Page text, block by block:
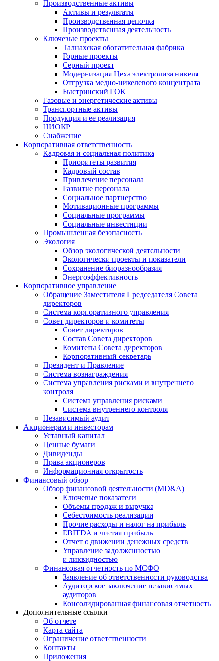
Производственные активы
Активы и результаты
Производственная цепочка
Производственная деятельность
Ключевые проекты
Талнахская обогатительная фабрика
Горные проекты
Серный проект
Модернизация Цеха электролиза никеля
Отгрузка медно-никелевого концентрата
Быстринский ГОК
Газовые и энергетические активы
Транспортные активы
Продукция и ее реализация
НИОКР
Снабжение
Корпоративная ответственность
Кадровая и социальная политика
Приоритеты развития
Кадровый состав
Привлечение персонала
Развитие персонала
Социальное партнерство
Мотивационные программы
Социальные программы
Социальные инвестиции
Промышленная безопасность
Экология
Обзор экологической деятельности
Экологически проекты и показатели
Сохранение биоразнообразия
Энергоэффективность
Корпоративное управление
Обращение Заместителя Председателя Совета
директоров
Система корпоративного управления
Совет директоров и комитеты
Совет директоров
Состав Совета директоров
Комитеты Совета директоров
Корпоративный секретарь
Президент и Правление
Система вознаграждения
Система управления рисками и внутреннего
контроля
Система управления рисками
Система внутреннего контроля
Независимый аудит
Акционерам и инвесторам
Уставный капитал
Ценные бумаги
Дивиденды
Права акционеров
Информационная открытость
Финансовый обзор
Обзор финансовой деятельности (MD&A)
Ключевые показатели
Объемы продаж и выручка
Себестоимость реализации
Прочие расходы и налог на прибыль
EBITDA и чистая прибыль
Отчет о движении денежных средств
Управление задолженностью
и ликвидностью
Финансовая отчетность по МСФО
Заявление об ответственности руководства
Аудиторское заключение независимых
аудиторов
Консолидированная финансовая отчетность
Дополнительные ссылки
Об отчете
Карта сайта
Ограничение ответственности
Контакты
Приложения